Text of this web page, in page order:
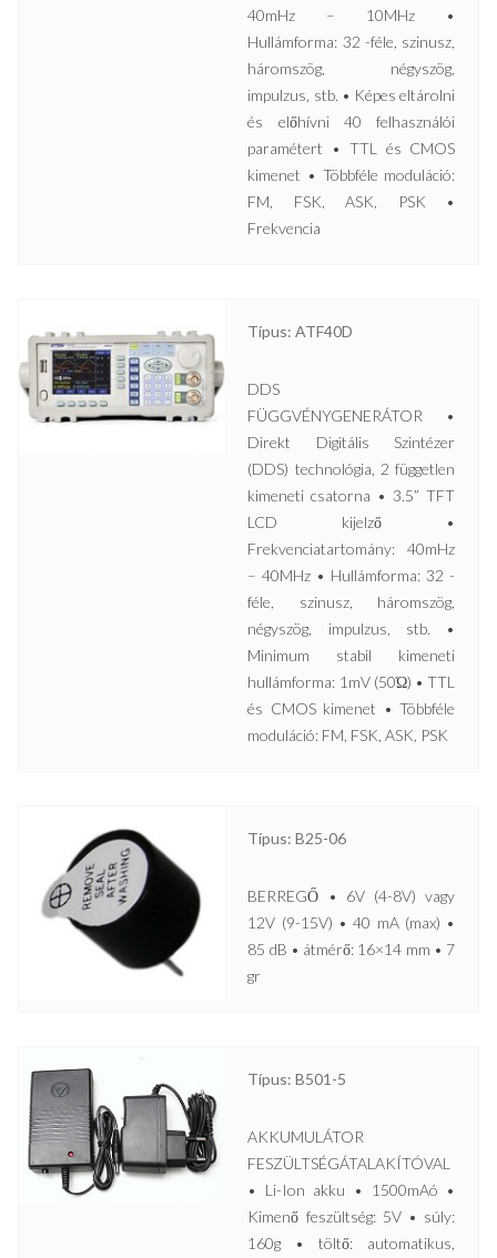
40mHz – 10MHz •
Hullámforma: 32 -féle, szinusz,
háromszög, négyszög,
impulzus, stb. • Képes eltárolni
és előhívni 40 felhasználói
paramétert • TTL és CMOS
kimenet • Többféle moduláció:
FM, FSK, ASK, PSK •
Frekvencia
Típus: ATF40D
DDS
FÜGGVÉNYGENERÁTOR •
Direkt Digitális Szintézer
(DDS) technológia, 2 független
kimeneti csatorna • 3.5” TFT
LCD kijelző •
Frekvenciatartomány: 40mHz
– 40MHz • Hullámforma: 32 -
féle, szinusz, háromszög,
négyszög, impulzus, stb. •
Minimum stabil kimeneti
hullámforma: 1mV (50Ώ) • TTL
és CMOS kimenet • Többféle
moduláció: FM, FSK, ASK, PSK
Típus: B25-06
BERREGŐ • 6V (4-8V) vagy
12V (9-15V) • 40 mA (max) •
85 dB • átmérő: 16×14 mm • 7
gr
Típus: B501-5
AKKUMULÁTOR
FESZÜLTSÉGÁTALAKÍTÓVAL
• Li-Ion akku • 1500mAó •
Kimenő feszültség: 5V • súly:
160g • töltő: automatikus,